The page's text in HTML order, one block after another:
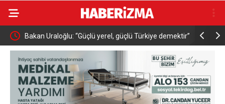
Bakan Uraloğlu: “Güçlü yerel, güçlü Türkiye demektir” Bakan
üst seviye